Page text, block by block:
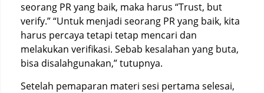
seorang PR yang baik, maka harus “Trust, but
verify.” “Untuk menjadi seorang PR yang baik, kita
harus percaya tetapi tetap mencari dan
melakukan verifikasi. Sebab kesalahan yang buta,
bisa disalahgunakan,” tutupnya.
Setelah pemaparan materi sesi pertama selesai,